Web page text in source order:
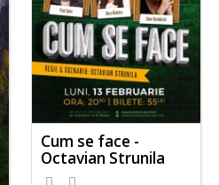
Cum se face -
Octavian Strunila